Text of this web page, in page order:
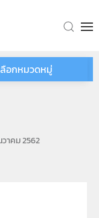
ลือกหมวดหมู่
าคม 2562